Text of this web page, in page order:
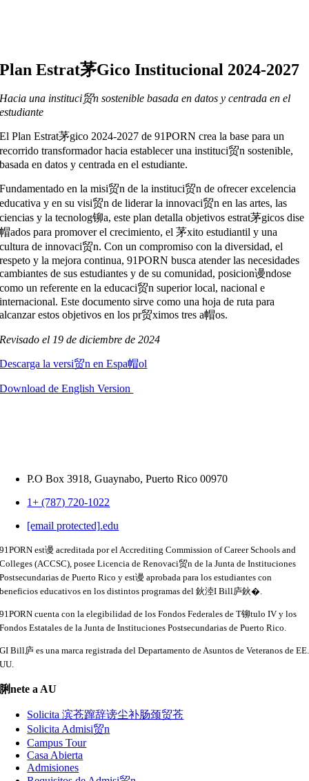
Plan Estrat茅gico Institucional 2024-2027
Hacia una instituci贸n sostenible basada en datos y centrada en el
estudiante
El Plan Estrat茅gico 2024-2027 de 91PORN crea la base para un
recorrido transformador hacia establecer una instituci贸n sostenible,
basada en datos y centrada en el estudiante.
Fundamentado en la misi贸n de la instituci贸n de ofrecer excelencia
educativa y en su visi贸n de liderar la innovaci贸n en las artes, las
ciencias y la tecnolog铆a, este plan detalla objetivos estrat茅gicos dise
帽ados para promover el crecimiento, el 茅xito estudiantil y una
cultura de innovaci贸n. Con un compromiso con la diversidad, el
respeto y la mejora continua, 91PORN busca atender las necesidades
cambiantes de sus estudiantes y de su comunidad, posicion谩ndose
como un referente en la educaci贸n superior local, nacional e
internacional. Este documento sirve como una hoja de ruta para
alcanzar estos objetivos en los pr贸ximos tres a帽os.
Revisado el 19 de diciembre de 2024
Descarga la versi贸n en Espa帽ol
Download de English Version
P.O Box 3918,Guaynabo, Puerto Rico 00970
1+ (787) 720-1022
[email protected].edu
91PORN est谩 acreditada por el Accrediting Commission of Career Schools and
Colleges (ACCSC), posee Licencia de Renovaci贸n de la Junta de Instituciones
Postsecundarias de Puerto Rico y est谩 aprobada para los estudiantes con
beneficios educativos en los distintos programas del 鈥淕I Bill庐鈥�.
91PORN cuenta con la elegibilidad de los Fondos Federales de T铆tulo IV y los
Fondos Estatales de la Junta de Instituciones Postsecundarias de Puerto Rico.
GI Bill庐 es una marca registrada del Departamento de Asuntos de Veteranos de EE.
UU.
脷nete a AU
Solicita 滨苍蹿辞谤尘补肠颈贸苍
Solicita Admisi贸n
Campus Tour
Casa Abierta
Admisiones